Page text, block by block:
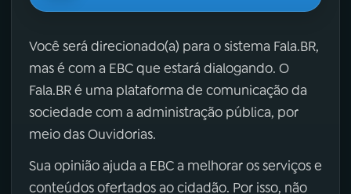
Você será direcionado(a) para o sistema Fala.BR,
mas é com a EBC que estará dialogando. O
Fala.BR é uma plataforma de comunicação da
sociedade com a administração pública, por
meio das Ouvidorias.
Sua opinião ajuda a EBC a melhorar os serviços e
conteúdos ofertados ao cidadão. Por isso, não